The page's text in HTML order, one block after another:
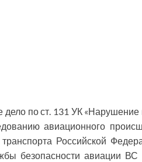
дело по ст. 131 УК
авиационного
Российской
безопасности авиации ВС